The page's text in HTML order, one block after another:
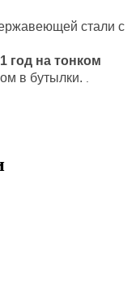
стали с
1 год на тонком
в бутылки.